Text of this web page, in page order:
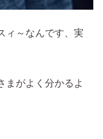
ィ～なんです、実
まがよく分かるよ